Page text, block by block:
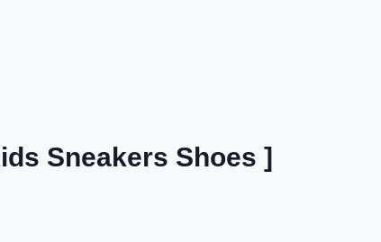
Sneakers Shoes ]